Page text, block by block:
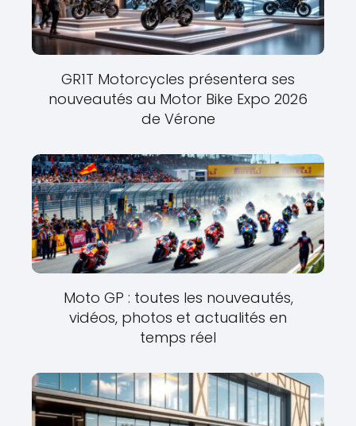
GR1T Motorcycles présentera ses
nouveautés au Motor Bike Expo 2026
de Vérone
Moto GP : toutes les nouveautés,
vidéos, photos et actualités en
temps réel